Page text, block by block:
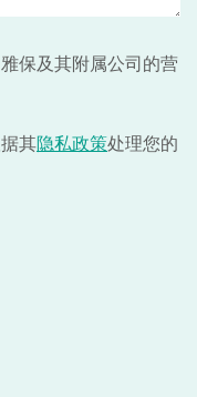
保及其附属公司的营
其隐私政策处理您的